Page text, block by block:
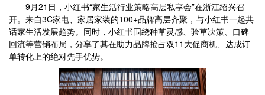
9月21日，小红书“家生活行业策略高层私享会”在浙江绍兴召
开。来自3C家电、家居家装的100+品牌高层齐聚，与小红书一起共
话家生活发展趋势。同时，小红书围绕种草灵感、验草决策、口碑
回流等营销布局，分享了其在助力品牌抢占双11大促商机、达成订
单转化上的绝对先手优势。